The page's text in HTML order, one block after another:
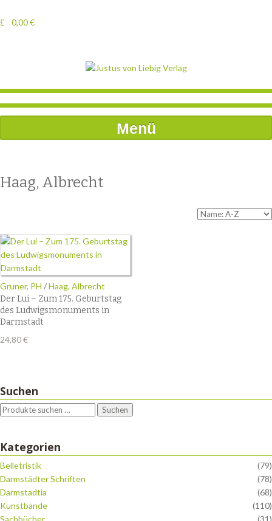
0,00€
Menü
Haag, Albrecht
Gruner, PH /Haag, Albrecht
Der Lui – Zum 175. Geburtstag
des Ludwigsmonuments in
Darmstadt
24,80€
Suchen
Suchen
Kategorien
Belletristik
(79)
Darmstädter Schriften
(78)
Darmstadtia
(68)
Kunstbände
(110)
Sachbücher
(31)